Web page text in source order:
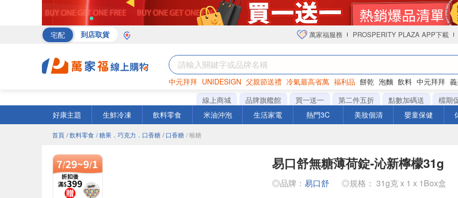
宅配 到店取貨 萬家福服務 PROSPERITY PLAZA APP下載
中元拜拜 UNIDESIGN 父親節送禮 冷氣最高省萬 福利品 餅乾 泡麵 飲料 中元拜拜
巧克力 罐頭 衛生紙
線上商城 品牌旗艦館 買一送一 第二件五折 點數加碼送
檔期
好康主題
生鮮冷凍 飲料零食 米油沖泡 生活家電 熱門3C 美妝個清 嬰童保健
首頁 / 飲料零食 / 糖果．巧克力．口香糖 / 口香糖 / 喉糖
易口舒無糖薄荷錠-沁新檸檬31g
◎品牌： 易口舒 ◎規格： 31g克 x 1 x 1Box盒